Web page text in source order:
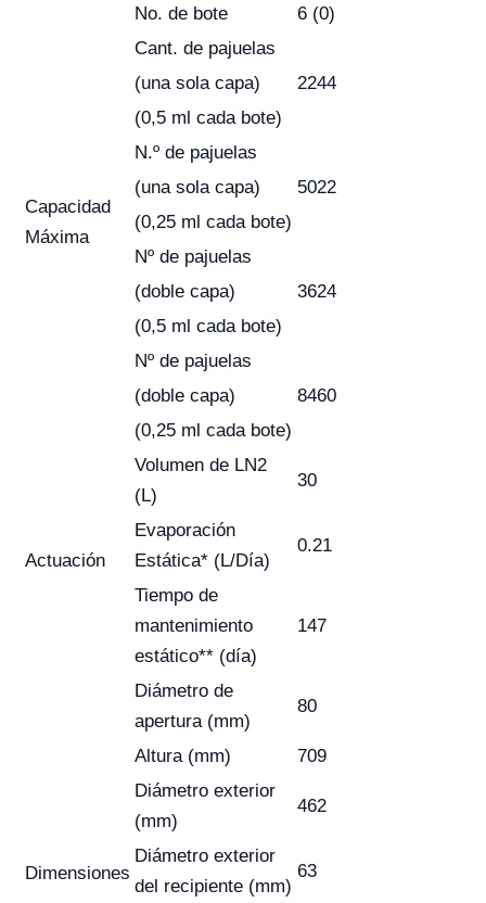
Capacidad
Máxima
No. de bote
6 (0)
Cant. de pajuelas
2244
(una sola capa)
(0,5 ml cada bote)
N.º de pajuelas
5022
(una sola capa)
(0,25 ml cada bote)
Nº de pajuelas
3624
(doble capa)
(0,5 ml cada bote)
Nº de pajuelas
8460
(doble capa)
(0,25 ml cada bote)
Actuación
Volumen de LN2
(L)
30
Evaporación
Estática* (L/Día)
0.21
Tiempo de
mantenimiento
estático** (día)
147
Dimensiones
Diámetro de
apertura (mm)
80
Altura (mm)
709
Diámetro exterior
(mm)
462
Diámetro exterior
del recipiente (mm)
63